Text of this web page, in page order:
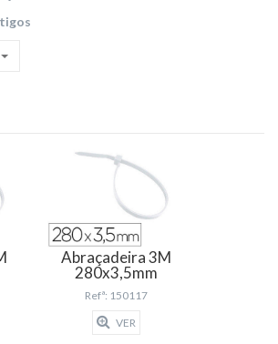
Abraçadeira 3M
280x3,5mm
Refª: 150117
VER